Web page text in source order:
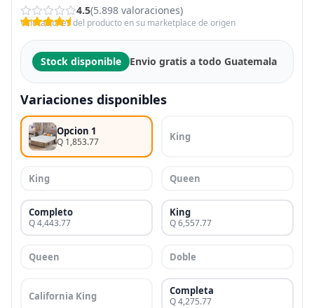
4.5(5.898 valoraciones)
Valoraciones del producto en su marketplace de origen
Stock disponible Envio gratis a todo Guatemala
Variaciones disponibles
Opcion 1
Q 1,853.77 King
King Queen
Completo
Q 4,443.77
King
Q 6,557.77
Queen Doble
California King Completa
Q 4,275.77